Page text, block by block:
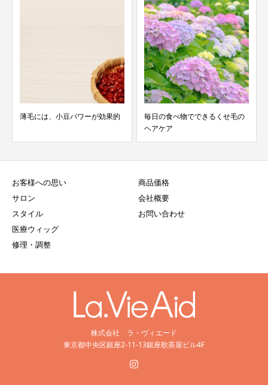
薄毛には、小豆パワーが効果的
毎日の食べ物でできるくせ毛の
ヘアケア
お客様への思い
サロン
スタイル
医療ウィッグ
修理・調整
商品価格
会社概要
お問い合わせ
株式会社 ラ・ヴィエード
東京都中央区銀座2-11-13銀座歌茶屋ビル4F